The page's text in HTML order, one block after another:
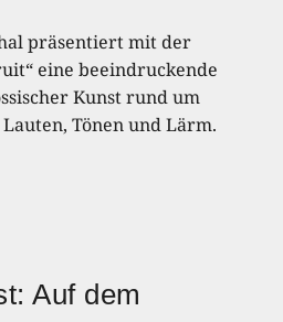
präsentiert mit der
eine beeindruckende
Kunst rund um
Tönen und Lärm.
Auf dem